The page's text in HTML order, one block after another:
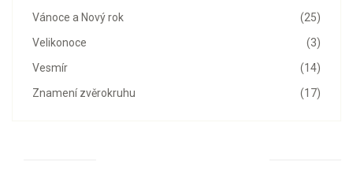
(25)
Vánoce a Nový rok
(3)
Velikonoce
(14)
Vesmír
(17)
Znamení zvěrokruhu